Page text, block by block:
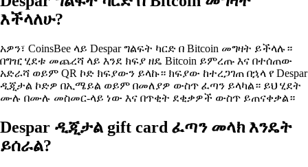
እችላለሁ?
አዎን፣ CoinsBee ላይ Despar ግልፍት ካርድ በ Bitcoin መግዛት ይችላሉ።
በግዢ ሂደቱ መጨረሻ ላይ እንደ ክፍያ ዘዴ Bitcoin ይምረጡ እና በተሰጠው
አድራሻ ወይም QR ኮድ ክፍያውን ይላኩ። ክፍያው ከተረጋገጠ በኋላ የ Despar
ዲጂታል ኮድዎ በኢሜይል ወይም በመለያዎ ውስጥ ፈጣን ይላካል። ይህ ሂደት
ሙሉ በሙሉ መስመር-ላይ ነው እና በጥቂት ደቂቃዎች ውስጥ ይጠናቀቃል።
Despar ዲጂታል gift card ፈጣን መላክ እንዴት
ይሰራል?